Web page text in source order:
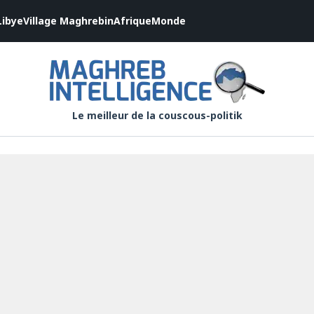
Village MaghrebinAfriqueMonde
Le meilleur de la couscous-politik